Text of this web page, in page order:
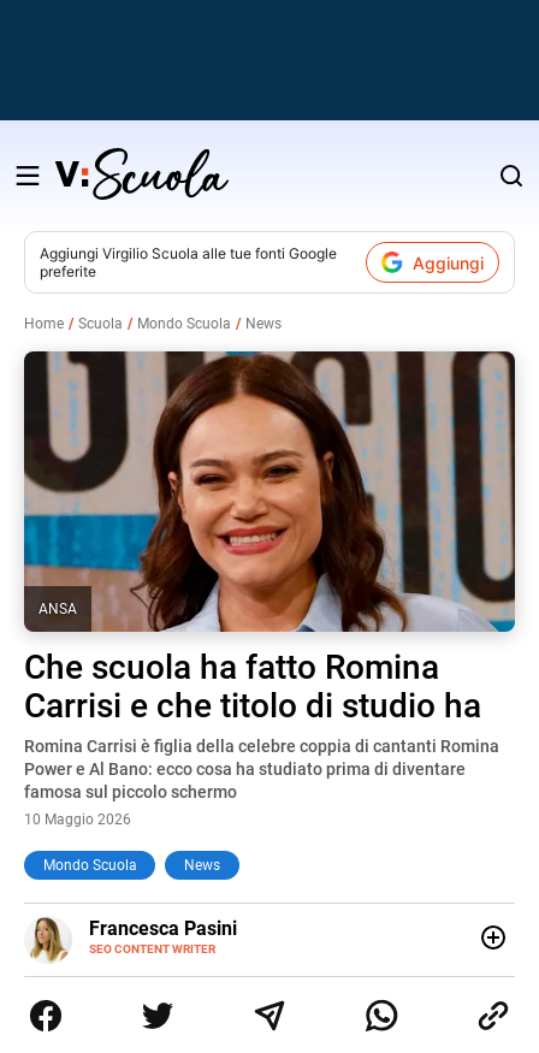
Salta
contenuto
Aggiungi Virgilio Scuola alle tue fonti Google
preferite
Aggiungi
Home Scuola Mondo Scuola News
ANSA
Che scuola ha fatto Romina
Carrisi e che titolo di studio ha
Romina Carrisi è figlia della celebre coppia di cantanti Romina
Power e Al Bano: ecco cosa ha studiato prima di diventare
famosa sul piccolo schermo
10 Maggio 2026
Mondo Scuola News
Francesca Pasini
SEO CONTENT WRITER
E-
MAIL
le diverse sfumature dell'informazione e quelle storie di
vita che parlano di luoghi, viaggi unici, cultura e lifestyle,